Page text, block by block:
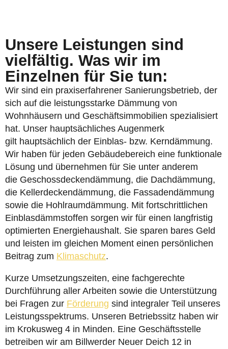
Unsere Leistungen sind
vielfältig. Was wir im
Einzelnen für Sie tun:
Wir sind ein praxiserfahrener Sanierungsbetrieb, der
sich auf die leistungsstarke Dämmung von
Wohnhäusern und Geschäftsimmobilien spezialisiert
hat. Unser hauptsächliches Augenmerk
gilt hauptsächlich der Einblas- bzw. Kerndämmung.
Wir haben für jeden Gebäudebereich eine funktionale
Lösung und übernehmen für Sie unter anderem
die Geschossdeckendämmung, die Dachdämmung,
die Kellerdeckendämmung, die Fassadendämmung
sowie die Hohlraumdämmung. Mit fortschrittlichen
Einblasdämmstoffen sorgen wir für einen langfristig
optimierten Energiehaushalt. Sie sparen bares Geld
und leisten im gleichen Moment einen persönlichen
Beitrag zum Klimaschutz.
Kurze Umsetzungszeiten, eine fachgerechte
Durchführung aller Arbeiten sowie die Unterstützung
bei Fragen zur Förderung sind integraler Teil unseres
Leistungsspektrums. Unseren Betriebssitz haben wir
im Krokusweg 4 in Minden. Eine Geschäftsstelle
betreiben wir am Billwerder Neuer Deich 12 in